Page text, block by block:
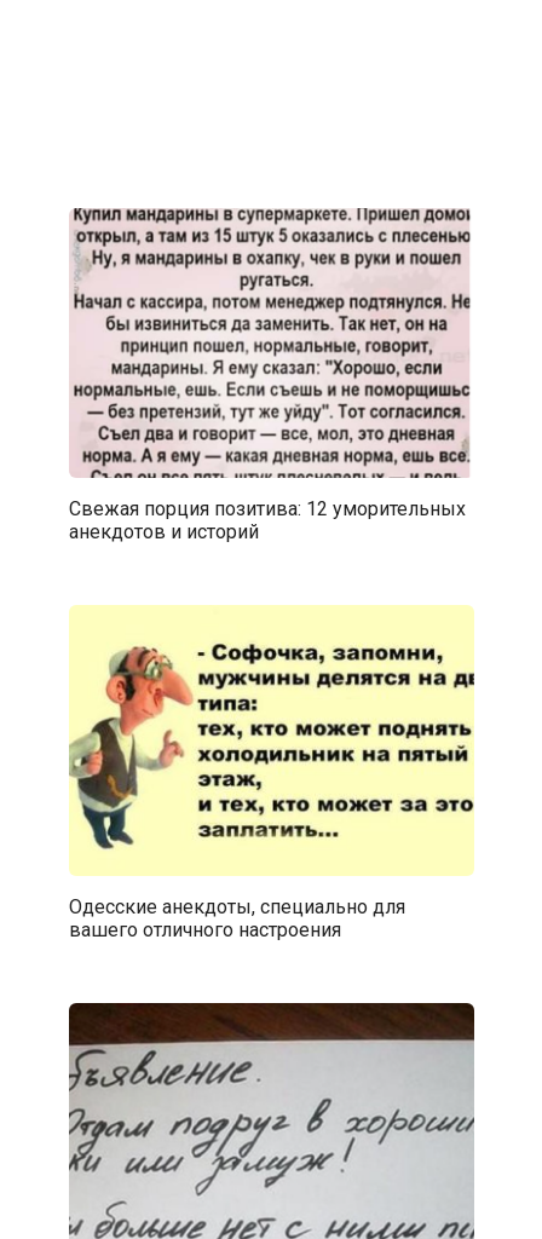
Свежая порция позитива: 12 уморительных
анекдотов и историй
Одесские анекдоты, специально для
вашего отличного настроения